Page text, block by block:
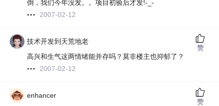
倒，我们今年没发。。项目初验后才发!-_-
2007-02-12
技术开发到天荒地老
高兴和生气这两情绪能并存吗？莫非楼主也抑郁了？
2007-02-12
赞
enhancer
赞